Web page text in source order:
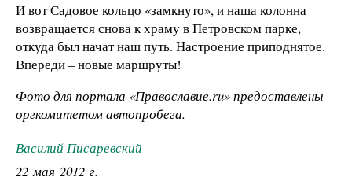
И вот Садовое кольцо «замкнуто», и наша колонна
возвращается снова к храму в Петровском парке,
откуда был начат наш путь. Настроение приподнятое.
Впереди – новые маршруты!
Фото для портала «Православие.ru» предоставлены
оргкомитетом автопробега.
Василий Писаревский
22 мая 2012 г.